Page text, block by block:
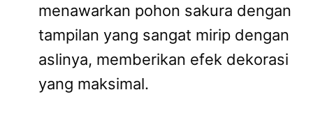
menawarkan pohon sakura dengan
tampilan yang sangat mirip dengan
aslinya, memberikan efek dekorasi
yang maksimal.